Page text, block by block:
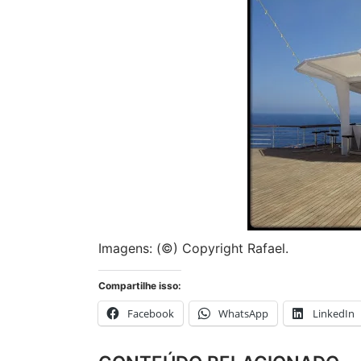
Imagens: (©) Copyright Rafael.
Compartilhe isso:
Facebook WhatsApp LinkedIn